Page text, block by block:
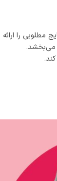
مطلوبی را
می‌بخشد.